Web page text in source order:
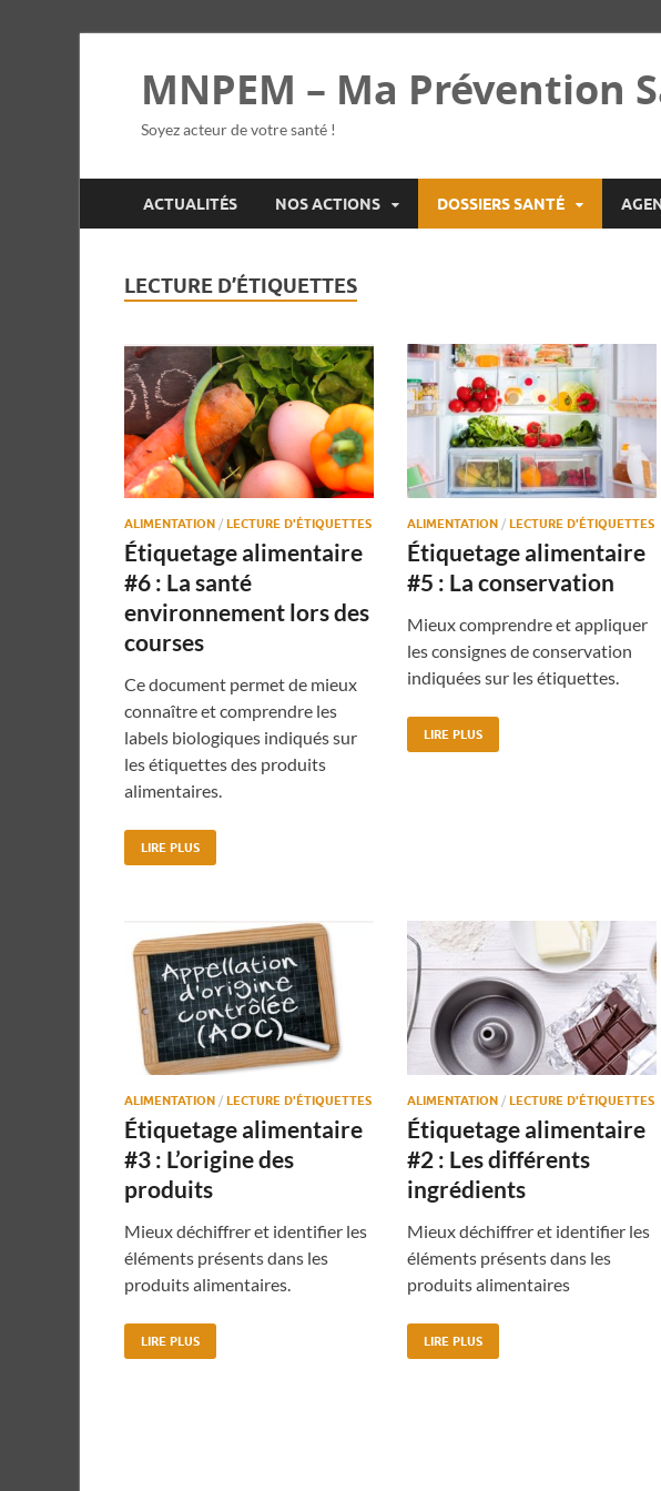
MNPEM – Ma Prévention
Soyez acteur de votre santé !
ACTUALITÉS NOS ACTIONS DOSSIERS SANTÉ
LECTURE D’ÉTIQUETTES
ALIMENTATION / LECTURE D'ÉTIQUETTES
Étiquetage alimentaire
#6 : La santé
environnement lors des
courses
Ce document permet de mieux
connaître et comprendre les
labels biologiques indiqués sur
les étiquettes des produits
alimentaires.
LIRE PLUS
ALIMENTATION / LECTURE D'ÉTIQUETTES
Étiquetage alimentaire
#5 : La conservation
Mieux comprendre et appliquer
les consignes de conservation
indiquées sur les étiquettes.
LIRE PLUS
ALIMENTATION / LECTURE D'ÉTIQUETTES
Étiquetage alimentaire
#3 : L’origine des
produits
Mieux déchiffrer et identifier les
éléments présents dans les
produits alimentaires.
LIRE PLUS
ALIMENTATION / LECTURE D'ÉTIQUETTES
Étiquetage alimentaire
#2 : Les différents
ingrédients
Mieux déchiffrer et identifier les
éléments présents dans les
produits alimentaires
LIRE PLUS